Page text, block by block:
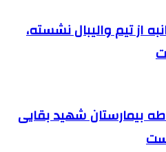
از تیم والیبال نشسته،
بیمارستان شهید بقایی